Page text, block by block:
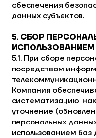
обеспечения
данных субъектов.
5. СБОР
ИСПОЛЬЗОВАНИЕМ
5.1. При сборе
посредством
Компания
систематизацию,
уточнение
персональных
использованием